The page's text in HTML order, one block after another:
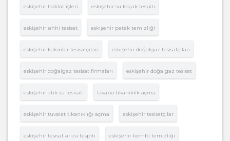
eskişehir tadilat işleri eskişehir su kaçak tespiti
eskişehir sıhhi tesisat eskişehir petek temizliği
eskişehir kalorifer tesisatçıları eskişehir doğalgaz tesisatçıları
eskişehir doğalgaz tesisat firmaları eskişehir doğalgaz tesisat
eskişehir atık su tesisatı lavabo tıkanıklık açma
eskişehir tuvalet tıkanıklığı açma eskişehir tesisatçılar
eskişehir tesisat arıza tespiti eskişehir kombi temizliği